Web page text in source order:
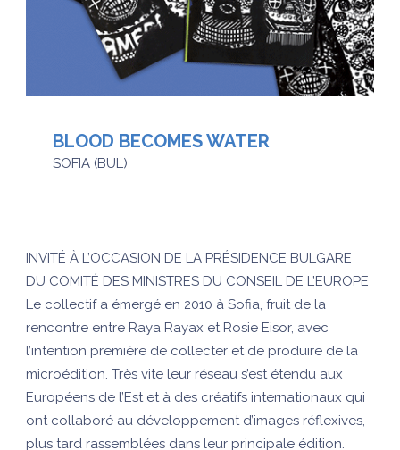
BLOOD BECOMES WATER
SOFIA (BUL)
INVITÉ À L’OCCASION DE LA PRÉSIDENCE BULGARE
DU COMITÉ DES MINISTRES DU CONSEIL DE L’EUROPE
Le collectif a émergé en 2010 à Sofia, fruit de la
rencontre entre Raya Rayax et Rosie Eisor, avec
l’intention première de collecter et de produire de la
microédition. Très vite leur réseau s’est étendu aux
Européens de l’Est et à des créatifs internationaux qui
ont collaboré au développement d’images réflexives,
plus tard rassemblées dans leur principale édition.